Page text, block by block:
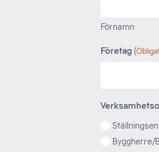
Förnamn
Företag
Byggherre/